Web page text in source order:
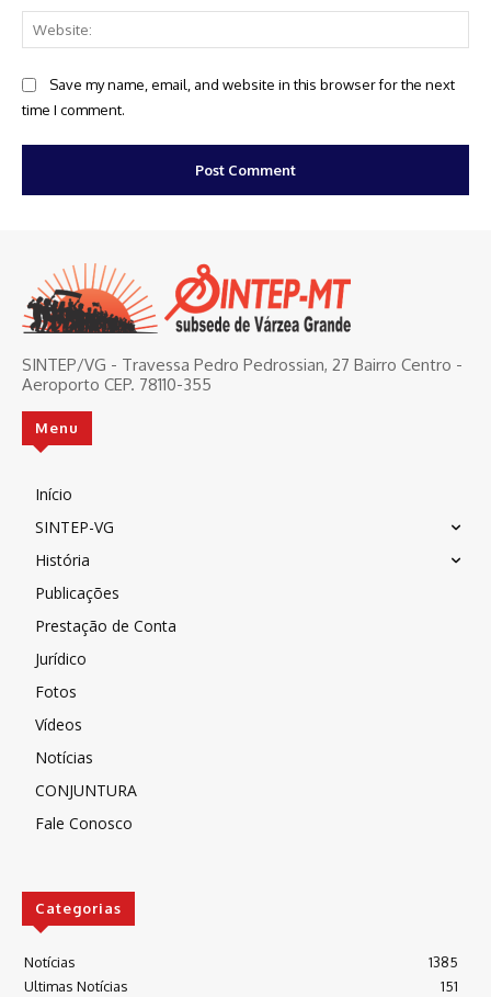
Save my name, email, and website in this browser for the next
time I comment.
SINTEP/VG - Travessa Pedro Pedrossian, 27 Bairro Centro -
Aeroporto CEP. 78110-355
Menu
Início
SINTEP-VG
História
Publicações
Prestação de Conta
Jurídico
Fotos
Vídeos
Notícias
CONJUNTURA
Fale Conosco
Categorias
Notícias
1385
Ultimas Notícias
151